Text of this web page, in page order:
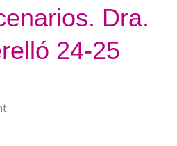
Dra.
24-25